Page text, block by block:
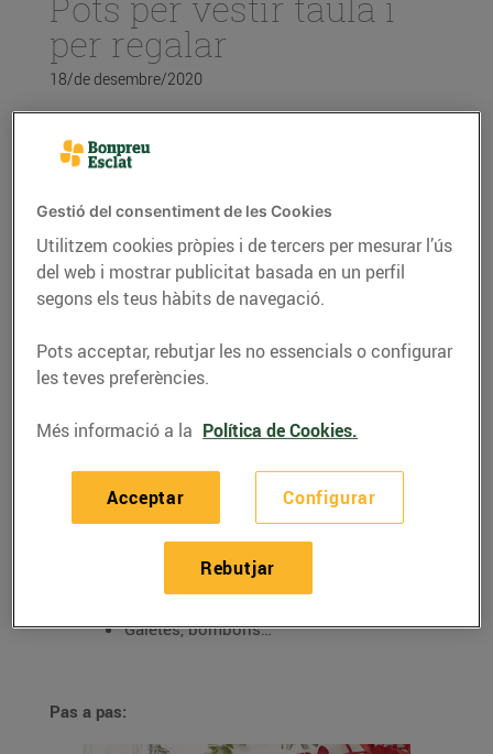
per regalar
18/de desembre/2020
Pren nota d’allò que necessitaràs per construir pots
que traspua elegància ideal per a aquestes Festes!
Materials:
Eucaliptus o alguna altra fulla que
Pots de vidre.
Cintes.
Cinta decorativa.
Elements decoratius, com estrelles…
Tisores.
Retolador.
Galetes, bombons…
Pas a pas:
Gestió del consentiment de les Cookies
Utilitzem cookies pròpies i de tercers per mesurar l’ús
del web i mostrar publicitat basada en un perfil
segons els teus hàbits de navegació.
Pots acceptar, rebutjar les no essencials o configurar
les teves preferències.
Més informació a la Política de Cookies.
Configurar
Rebutjar
Acceptar